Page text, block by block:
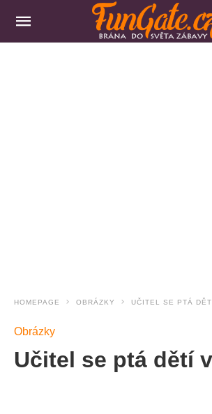
HOMEPAGE OBRÁZKY UČITEL SE PTÁ
Obrázky
Učitel se ptá dětí